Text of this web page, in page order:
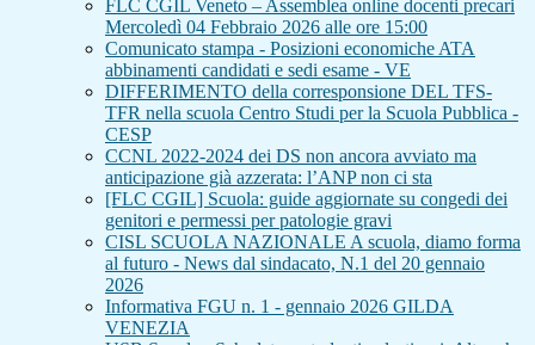
FLC CGIL Veneto – Assemblea online docenti precari
Mercoledì 04 Febbraio 2026 alle ore 15:00
Comunicato stampa - Posizioni economiche ATA
abbinamenti candidati e sedi esame - VE
DIFFERIMENTO della corresponsione DEL TFS-
TFR nella scuola Centro Studi per la Scuola Pubblica -
CESP
CCNL 2022-2024 dei DS non ancora avviato ma
anticipazione già azzerata: l’ANP non ci sta
[FLC CGIL] Scuola: guide aggiornate su congedi dei
genitori e permessi per patologie gravi
CISL SCUOLA NAZIONALE A scuola, diamo forma
al futuro - News dal sindacato, N.1 del 20 gennaio
2026
Informativa FGU n. 1 - gennaio 2026 GILDA
VENEZIA